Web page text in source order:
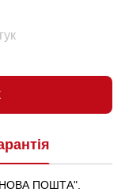
"НОВА ПОШТА".